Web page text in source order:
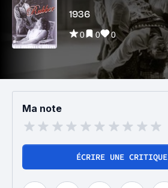
1936
0 0 0
Ma note
ÉCRIRE UNE CRITIQUE